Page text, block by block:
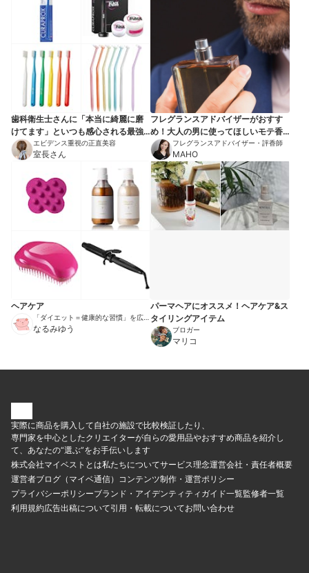
歯科衛生士さんに「本当に綺麗に磨
けてます」といつも感心される最強
歯磨きアイテム
エビデンス重視の正直美容
室長さん
フレグランスアドバイザーがおすす
め！大人の男に使ってほしいモテ香
水7選 フレグランスアドバイザー・評香師
MAHO
ヘアケア
「ダイエット＝健康的な習慣」を広め
る伝道師
なるみゆう
パーマヘアにオススメ！ヘアケア&ス
タイリングアイテム
ブロガー
マリコ
実際に商品を購入して自社の施設で比較検証したり、
専門家を中心としたクリエイターが自らの愛用品やおすすめ商品を紹介し
て、あなたの“選ぶ”をお手伝いします
株式会社マイベストとは私たちについてサービス理念運営会社・責任者概要
運営者ブログ（マイベ通信） コンテンツ制作・運営ポリシー
プライバシーポリシーブランド・アイデンティティ ガイド一覧監修者一覧
利用規約広告出稿について引用・転載についてお問い合わせ